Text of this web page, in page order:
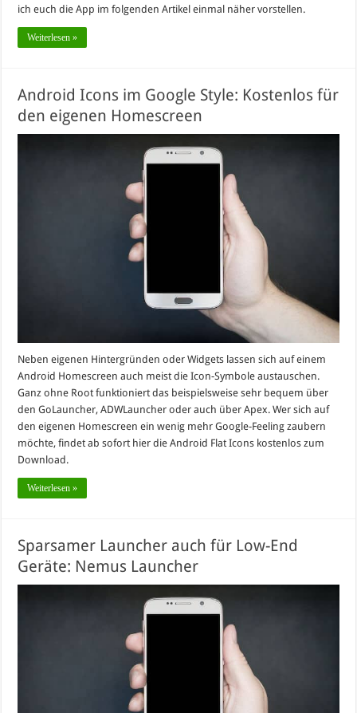
ich euch die App im folgenden Artikel einmal näher vorstellen.
Weiterlesen »
Android Icons im Google Style: Kostenlos für
den eigenen Homescreen
Neben eigenen Hintergründen oder Widgets lassen sich auf einem
Android Homescreen auch meist die Icon-Symbole austauschen.
Ganz ohne Root funktioniert das beispielsweise sehr bequem über
den GoLauncher, ADWLauncher oder auch über Apex. Wer sich auf
den eigenen Homescreen ein wenig mehr Google-Feeling zaubern
möchte, findet ab sofort hier die Android Flat Icons kostenlos zum
Download.
Weiterlesen »
Sparsamer Launcher auch für Low-End
Geräte: Nemus Launcher